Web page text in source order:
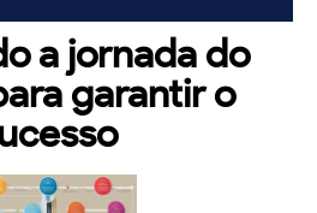
a jornada do
garantir o